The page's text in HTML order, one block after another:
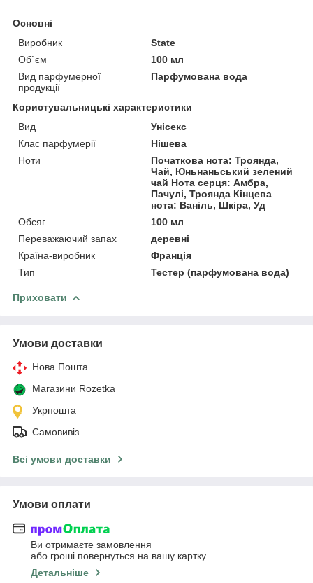
Основні
Виробник
State
Об`єм
100 мл
Вид парфумерної
продукції
Парфумована вода
Користувальницькі характеристики
Вид
Унісекс
Клас парфумерії
Нішева
Ноти
Початкова нота: Троянда,
Чай, Юньнаньський зелений
чай Нота серця: Амбра,
Пачулі, Троянда Кінцева
нота: Ваніль, Шкіра, Уд
Обсяг
100 мл
Переважаючий запах
деревні
Країна-виробник
Франція
Тип
Тестер (парфумована вода)
Приховати
Умови доставки
Нова Пошта
Магазини Rozetka
Укрпошта
Самовивіз
Всі умови доставки
Умови оплати
Ви отримаєте замовлення
або гроші повернуться на вашу картку
Детальніше